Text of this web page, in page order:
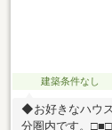
建築条件なし
◆お好きなハウ
分圏内です。